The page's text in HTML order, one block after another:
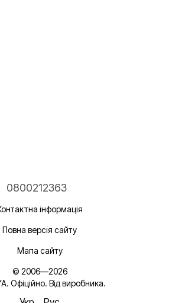
0800212363
інформація
Повна версія сайту
Мапа сайту
© 2006—2026
Офіційно. Від виробника.